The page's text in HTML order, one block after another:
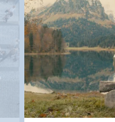
Anwil
Appenzell
Au SG
Baar
Baden
Balsthal
Balzers